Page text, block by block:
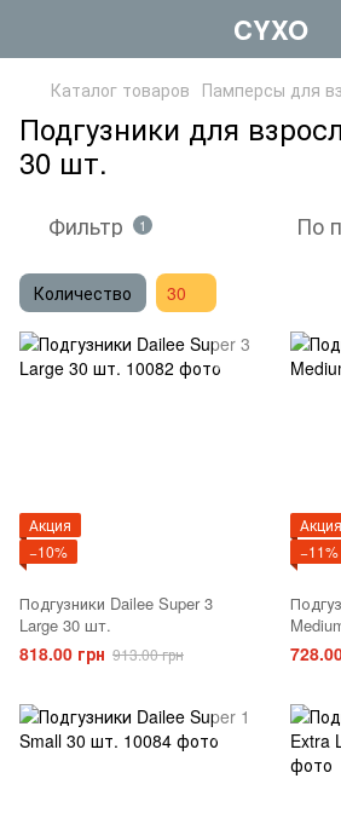
CYXO
Каталог товаров Памперсы для
Подгузники для
30 шт.
Фильтр 1 По
Количество 30
Акция
−10%
Подгузники Dailee Super 3
Large 30 шт.
818.00 грн 913.00 грн
Акция
−11%